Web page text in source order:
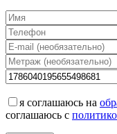
я соглашаюсь на
соглашаюсь с